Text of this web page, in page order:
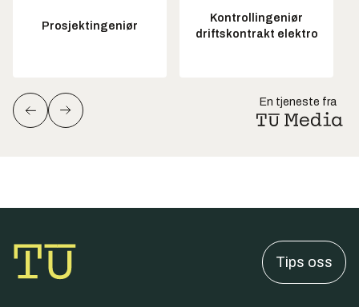
Prosjektingeniør
Kontrollingeniør
driftskontrakt elektro
En tjeneste fra
Tips oss